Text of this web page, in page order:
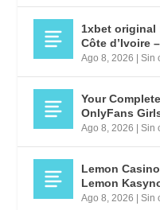
1xbet original
Côte d’Ivoire
Ago 8, 2026 |Sin
Your
OnlyFans
Ago 8, 2026 |Sin
Lemon
Lemon
Ago 8, 2026 |Sin